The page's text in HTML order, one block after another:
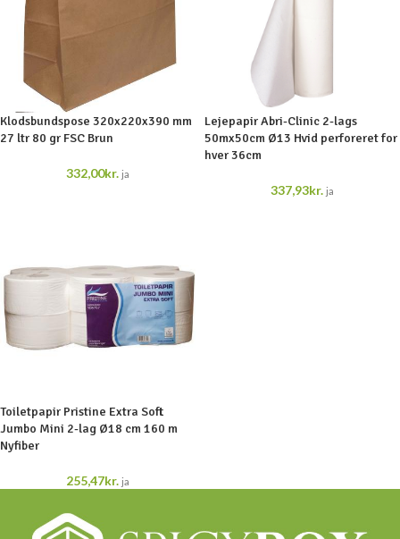
Klodsbundspose 320x220x390 mm
27 ltr 80 gr FSC Brun
332,00kr. ja
Lejepapir Abri-Clinic 2-lags
50mx50cm Ø13 Hvid perforeret for
hver 36cm
337,93kr. ja
Toiletpapir Pristine Extra Soft
Jumbo Mini 2-lag Ø18 cm 160 m
Nyfiber
255,47kr. ja